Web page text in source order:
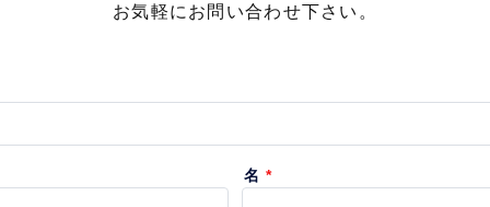
お気軽にお問い合わせ下さい。